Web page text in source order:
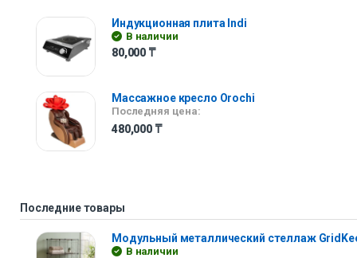
Индукционная плита Indi
В наличии
80,000 ₸
Массажное кресло Orochi
Последняя цена:
480,000 ₸
Последние товары
Модульный металлический стеллаж
В наличии